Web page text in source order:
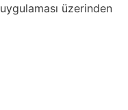
uygulaması üzerinden